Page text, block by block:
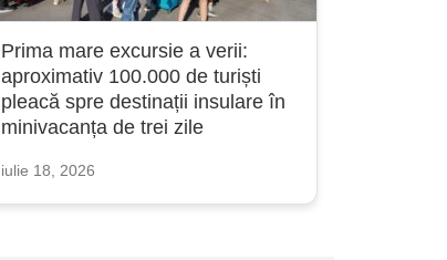
Prima mare excursie a verii:
aproximativ 100.000 de turiști
pleacă spre destinații insulare în
minivacanța de trei zile
iulie 18, 2026